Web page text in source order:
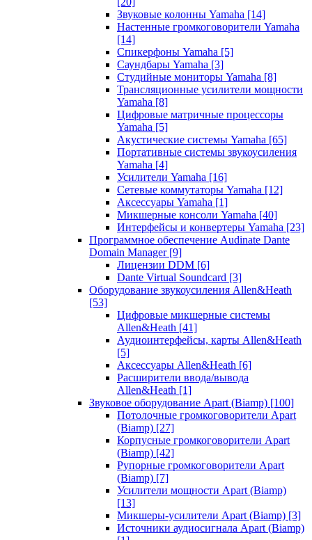
Звуковые колонны Yamaha [14]
Настенные громкоговорители Yamaha
[14]
Спикерфоны Yamaha [5]
Саундбары Yamaha [3]
Студийные мониторы Yamaha [8]
Трансляционные усилители мощности
Yamaha [8]
Цифровые матричные процессоры
Yamaha [5]
Акустические системы Yamaha [65]
Портативные системы звукоусиления
Yamaha [4]
Усилители Yamaha [16]
Сетевые коммутаторы Yamaha [12]
Аксессуары Yamaha [1]
Микшерные консоли Yamaha [40]
Интерфейсы и конвертеры Yamaha [23]
Программное обеспечение Audinate Dante
Domain Manager [9]
Лицензии DDM [6]
Dante Virtual Soundcard [3]
Оборудование звукоусиления Allen&Heath
[53]
Цифровые микшерные системы
Allen&Heath [41]
Аудиоинтерфейсы, карты Allen&Heath
[5]
Аксессуары Allen&Heath [6]
Расширители ввода/вывода
Allen&Heath [1]
Звуковое оборудование Apart (Biamp) [100]
Потолочные громкоговорители Apart
(Biamp) [27]
Корпусные громкоговорители Apart
(Biamp) [42]
Рупорные громкоговорители Apart
(Biamp) [7]
Усилители мощности Apart (Biamp)
[13]
Микшеры-усилители Apart (Biamp) [3]
Источники аудиосигнала Apart (Biamp)